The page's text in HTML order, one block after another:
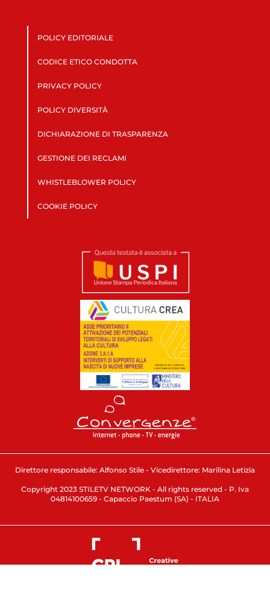
POLICY EDITORIALE
CODICE ETICO CONDOTTA
PRIVACY POLICY
POLICY DIVERSITÀ
DICHIARAZIONE DI TRASPARENZA
GESTIONE DEI RECLAMI
WHISTLEBLOWER POLICY
COOKIE POLICY
Direttore responsabile: Alfonso Stile - Vicedirettore: Marilina Letizia
Copyright 2023 STILETV NETWORK - All rights reserved - P. Iva
04814100659 - Capaccio Paestum (SA) - ITALIA